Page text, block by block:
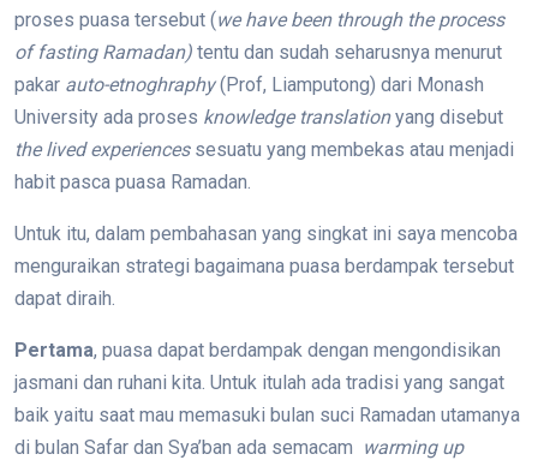
proses puasa tersebut (we have been through the process
of fasting Ramadan) tentu dan sudah seharusnya menurut
pakar auto-etnoghraphy(Prof, Liamputong) dari Monash
University ada proses knowledge translationyang disebut
the lived experiencessesuatu yang membekas atau menjadi
habit pasca puasa Ramadan.
Untuk itu, dalam pembahasan yang singkat ini saya mencoba
menguraikan strategi bagaimana puasa berdampak tersebut
dapat diraih.
Pertama, puasa dapat berdampak dengan mengondisikan
jasmani dan ruhani kita. Untuk itulah ada tradisi yang sangat
baik yaitu saat mau memasuki bulan suci Ramadan utamanya
di bulan Safar dan Sya’ban ada semacam warming up